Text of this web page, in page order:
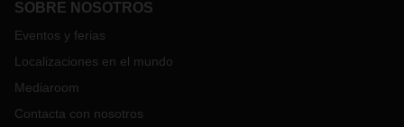
SOBRE NOSOTROS
Eventos y ferias
Localizaciones en el mundo
Mediaroom
Contacta con nosotros